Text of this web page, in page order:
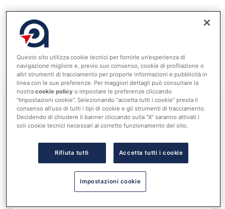
Lo studio sul Recovery dimostra un’attuazione
uniforme sul territorio.
pubblica in anteprima lo
sull’attuazione del PNRR dei comuni(News del 18
ottobre 2024 IFEL).
Accedi al tuo account per
leggere tutta la notizia
Questo sito utilizza cookie tecnici per fornirle un’esperienza di
navigazione migliore e, previo suo consenso, cookie di profilazione o
altri strumenti di tracciamento per proporle informazioni e pubblicità in
linea con le sue preferenze. Per maggiori dettagli può consultare la
nostracookie policy o impostare le preferenze cliccando
“Impostazioni cookie”. Selezionando “accetta tutti i cookie” presta il
consenso all’uso di tutti i tipi di cookie e gli strumenti di tracciamento.
Decidendo di chiudere il banner cliccando sulla “X” saranno attivati i
soli cookie tecnici necessari al corretto funzionamento del sito.
Rifiuta tutti Accetta tutti i cookie
Impostazioni cookie